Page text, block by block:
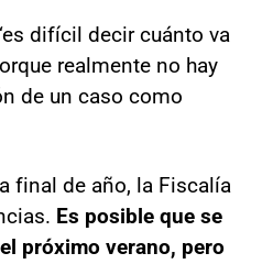
difícil decir cuánto va
realmente no hay
de un caso como
final de año, la Fiscalía
Es posible que se
próximo verano, pero